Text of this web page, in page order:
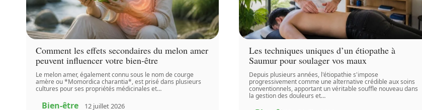
Comment les effets secondaires du melon amer
peuvent influencer votre bien-être
Le melon amer, également connu sous le nom de courge
amère ou *Momordica charantia*, est prisé dans plusieurs
cultures pour ses propriétés médicinales et…
Bien-être 12 juillet 2026
Les techniques uniques d’un étiopathe à
Saumur pour soulager vos maux
Depuis plusieurs années, l'étiopathie s'impose
progressivement comme une alternative crédible aux soins
conventionnels, apportant un véritable souffle nouveau dans
la gestion des douleurs et…